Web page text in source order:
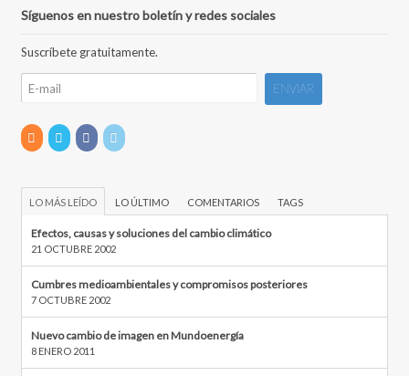
Síguenos en nuestro boletín y redes sociales
Suscríbete gratuitamente.
LO MÁS LEÍDO LO ÚLTIMO COMENTARIOS TAGS
Efectos, causas y soluciones del cambio climático
21 OCTUBRE 2002
Cumbres medioambientales y compromisos posteriores
7 OCTUBRE 2002
Nuevo cambio de imagen en Mundoenergía
8 ENERO 2011